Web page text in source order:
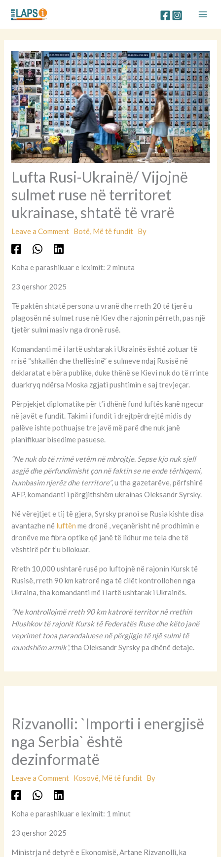
content
Lufta Rusi-Ukrainë/ Vijojnë
sulmet ruse në territoret
ukrainase, shtatë të vrarë
Leave a Comment Botë, Më të fundit By
Koha e parashikuar e leximit: 2 minuta
23 qershor 2025
Të paktën shtatë persona u vranë dhe rreth 20 të tjerë u
plagosën në sulmet ruse në Kiev dhe rajonin përreth, pas një
tjetër sulmi masiv nga dronë rusë.
Komandanti më i lartë ushtarak i Ukrainës është zotuar të
rrisë “shkallën dhe thellësinë” e sulmeve ndaj Rusisë në
deklaratat e bëra publike, duke thënë se Kievi nuk do të rrinte
duarkryq ndërsa Moska zgjati pushtimin e saj trevjeçar.
Përpjekjet diplomatike për t’i dhënë fund luftës kanë ngecur
në javët e fundit. Takimi i fundit i drejtpërdrejtë midis dy
palëve ishte pothuajse tre javë më parë dhe nuk janë
planifikuar bisedime pasuese.
“Ne nuk do të rrimë vetëm në mbrojtje. Sepse kjo nuk sjell
asgjë dhe përfundimisht çon në faktin se ne ende tërhiqemi,
humbasim njerëz dhe territore”, u tha gazetarëve, përfshirë
AFP, komandanti i përgjithshëm ukrainas Oleksandr Syrsky.
Në vërejtjet e tij të gjera, Syrsky pranoi se Rusia kishte disa
avantazhe në luftën me dronë , veçanërisht në prodhimin e
dronëve me fibra optike që janë të lidhur me tela dhe të
vështirë për t’u bllokuar.
Rreth 10,000 ushtarë rusë po luftojnë në rajonin Kursk të
Rusisë, rreth 90 km katrorë nga të cilët kontrollohen nga
Ukraina, tha komandanti më i lartë ushtarak i Ukrainës.
“Ne kontrollojmë rreth 90 km katrorë territor në rrethin
Hlushkov të rajonit Kursk të Federatës Ruse dhe këto janë
veprimet tona parandaluese në përgjigje të një sulmi të
mundshëm armik”,tha Oleksandr Syrsky pa dhënë detaje.
Rizvanolli: `Importi i energjisë
nga Serbia` është
dezinformatë
Leave a Comment Kosovë Më të fundit By
Koha e parashikuar e leximit: 1 minut
23 qershor 2025
Ministrja në detyrë e Ekonomisë, Artane Rizvanolli, ka